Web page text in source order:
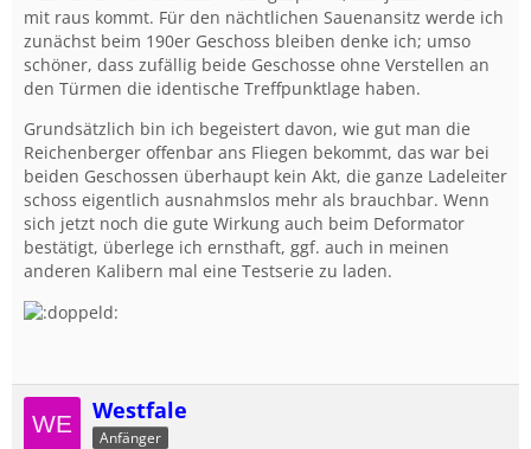
mit raus kommt. Für den nächtlichen Sauenansitz werde ich
zunächst beim 190er Geschoss bleiben denke ich; umso
schöner, dass zufällig beide Geschosse ohne Verstellen an
den Türmen die identische Treffpunktlage haben.
Grundsätzlich bin ich begeistert davon, wie gut man die
Reichenberger offenbar ans Fliegen bekommt, das war bei
beiden Geschossen überhaupt kein Akt, die ganze Ladeleiter
schoss eigentlich ausnahmslos mehr als brauchbar. Wenn
sich jetzt noch die gute Wirkung auch beim Deformator
bestätigt, überlege ich ernsthaft, ggf. auch in meinen
anderen Kalibern mal eine Testserie zu laden.
Westfale
Anfänger